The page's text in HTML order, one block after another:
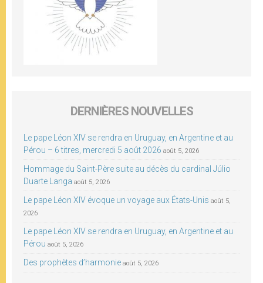
DERNIÈRES NOUVELLES
Le pape Léon XIV se rendra en Uruguay, en Argentine et au
Pérou – 6 titres, mercredi 5 août 2026 août 5, 2026
Hommage du Saint-Père suite au décès du cardinal Júlio
Duarte Langa août 5, 2026
Le pape Léon XIV évoque un voyage aux États-Unis août 5,
2026
Le pape Léon XIV se rendra en Uruguay, en Argentine et au
Pérou août 5, 2026
Des prophètes d’harmonie août 5, 2026